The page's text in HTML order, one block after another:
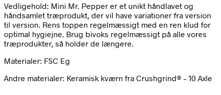
Vedligehold: Mini Mr. Pepper er et unikt håndlavet og
håndsamlet træprodukt, der vil have variationer fra version
til version. Rens toppen regelmæssigt med en ren klud for
optimal hygiejne. Brug bivoks regelmæssigt på alle vores
træprodukter, så holder de længere.
Materialer: FSC Eg
Andre materialer: Keramisk kværn fra Crushgrind® – 10 Axle